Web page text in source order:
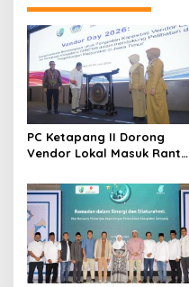
PC Ketapang II Dorong
Vendor Lokal Masuk Rantai